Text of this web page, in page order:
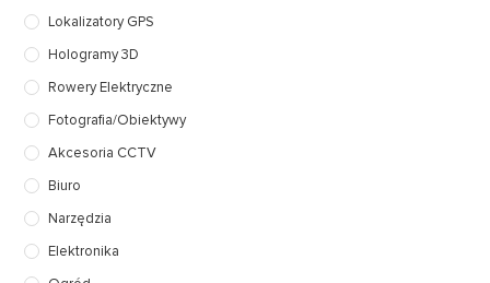
Lokalizatory GPS
Hologramy 3D
Rowery Elektryczne
Fotografia/Obiektywy
Akcesoria CCTV
Biuro
Narzędzia
Elektronika